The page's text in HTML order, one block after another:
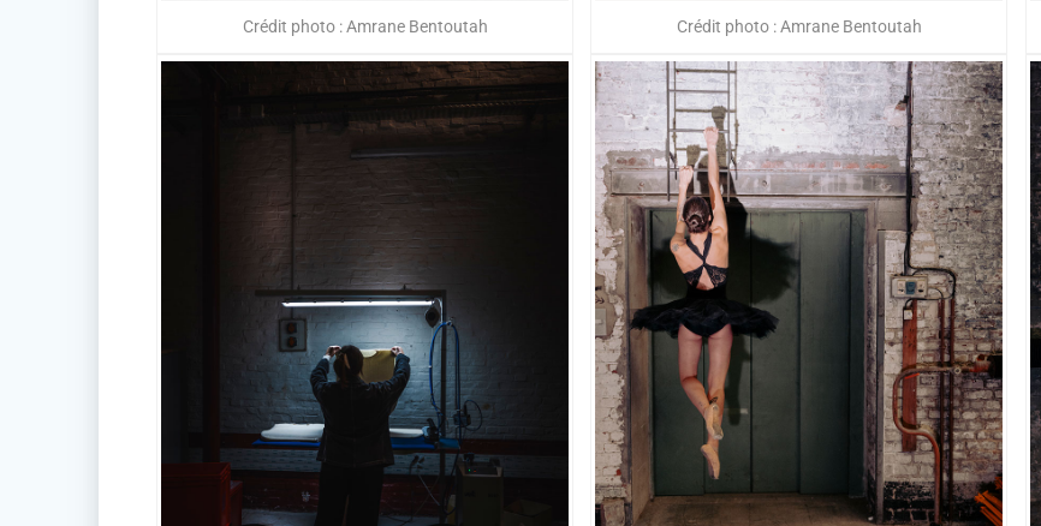
Crédit photo : Amrane Bentoutah Crédit photo : Amrane Bentoutah